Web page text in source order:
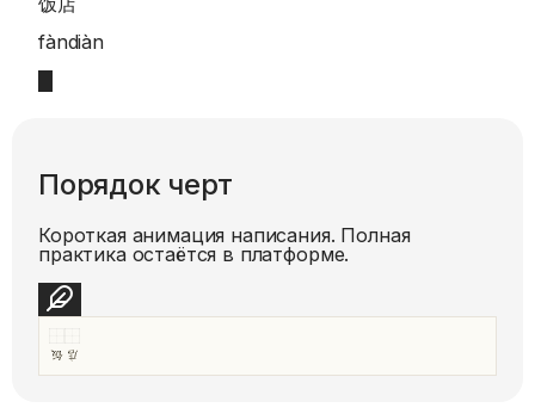
fàndiàn
Порядок черт
Короткая анимация написания. Полная
практика остаётся в платформе.